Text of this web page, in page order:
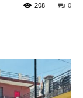
0
208